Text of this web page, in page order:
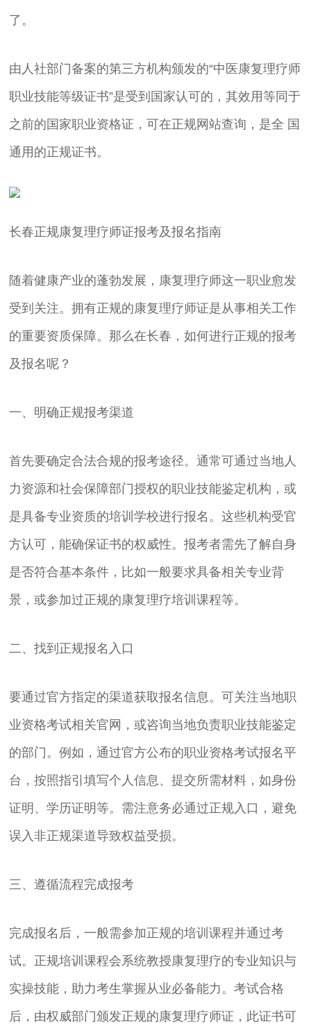
了。
由人社部门备案的第三方机构颁发的“中医康复理疗师
职业技能等级证书”是受到国家认可的，其效用等同于
之前的国家职业资格证，可在正规网站查询，是全 国
通用的正规证书。
长春正规康复理疗师证报考及报名指南
随着健康产业的蓬勃发展，康复理疗师这一职业愈发
受到关注。拥有正规的康复理疗师证是从事相关工作
的重要资质保障。那么在长春，如何进行正规的报考
及报名呢？
一、明确正规报考渠道
首先要确定合法合规的报考途径。通常可通过当地人
力资源和社会保障部门授权的职业技能鉴定机构，或
是具备专业资质的培训学校进行报名。这些机构受官
方认可，能确保证书的权威性。报考者需先了解自身
是否符合基本条件，比如一般要求具备相关专业背
景，或参加过正规的康复理疗培训课程等。
二、找到正规报名入口
要通过官方指定的渠道获取报名信息。可关注当地职
业资格考试相关官网，或咨询当地负责职业技能鉴定
的部门。例如，通过官方公布的职业资格考试报名平
台，按照指引填写个人信息、提交所需材料，如身份
证明、学历证明等。需注意务必通过正规入口，避免
误入非正规渠道导致权益受损。
三、遵循流程完成报考
完成报名后，一般需参加正规的培训课程并通过考
试。正规培训课程会系统教授康复理疗的专业知识与
实操技能，助力考生掌握从业必备能力。考试合格
后，由权威部门颁发正规的康复理疗师证，此证书可